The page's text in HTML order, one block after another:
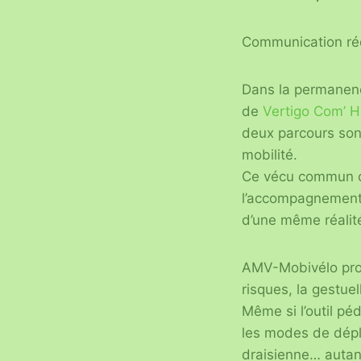
Communication
Dans la
de Vertigo Com’
deux parcours
mobilité.
Ce vécu commun
d’une même
AMV-Mobivélo
risques, la
Même si l’outil
les modes de
draisienne…